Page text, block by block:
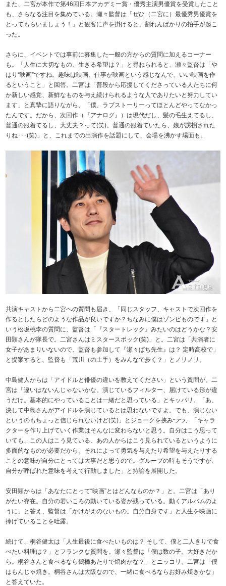
また、二宮が本作で第46回日本アカデミー賞・優秀主演男優賞を受賞したこと
も、さらなる注目を集めている。瀬々監督は「ぜひ（二宮に）最優秀男優賞を
とってもらいましょう！」と観客に声を掛けると、割れんばかりの拍手が起こ
った。
さらに、イベントでは事前に募集した一般の方からの質問に加えるコーナー
も。「人生に大切なもの、生きる希望は？」と尋ねられると、瀬々監督は「や
はり“映画”ですね。趣味は映画、仕事が映画という感じなんで、いい映画を作
るということ」と回答。二宮は「普段から応援してくださっている人たちに何
か新しい感覚、新鮮なものを与え続けられるような人でありたいと努力してい
ます」と真摯に語りながら、「僕、ラブストーリーってほとんどやってなかっ
たんです。だから、次回作（『アナログ』）は現代だし、髪の毛生えてるし、
普通の服着てるし、大丈夫？って(笑)。普通の服着ていたら、娘が誘拐された
りね･･･(笑)」と、これまでの出演作を話題にして、会場を沸かす場面も。
共演キャストから二宮への質問も届き、「同じスタッフ、キャストで次回作を
作るとしたらどのような作品が良いですか？ちなみに僕はゾンビものです」と
いう松坂桃李の質問に、監督は「『スタートレック』みたいのはどうかな？安
田顕さんが隊長で。二宮さんはミスタースポック(笑)」と。二宮は「共演者に
女子があまりいないので、監督も参加して『瀬々ぱち先生』は？ 定時高校で」
と提案すると、監督も「荒川（の土手）をみんなで歩く？」とノリノリ。
中島健人からは「アイドルと俳優の違いを教えてください」という質問が。二
宮は「違いはないんじゃないかな。演じているフィルター、届けている形が違
うだけ。基本的にやっていることは一緒だと思っている」とキッパリ。「あ、
決して中島さんがアイドルを演じているとは思わないですよ。でも、演じない
というのもちょっと信じられないけど(笑)」とジョークを挟みつつ、「キャラ
クターを作り上げていく作業はそんなに変わらないと思う。自分はこう思って
いても、この人はこう見ている、あの人からはこう見られているというように
多面的なものが必要だから。それによって勇気を与えたり希望を与えたりする
ことの意味が自分にとっては大事だと思うので。グループの時もそうですが、
自分が呼ばれた意味を考えて行動しました」と持論を展開した。
安田顕からは「あなたにとって“映画”とはどんなものか？」と。二宮は「あり
がたい存在。自分の若いころの動いている姿が残っている。動くアルバムのよ
うに」と答え、監督は「かけがえのないもの。自分自身です」と人生を映画に
捧げていることを吐露。
続けて、桐谷健太は「人生最後に食べたいものは？ そして、僕と二人きりで食
べたい料理は？」とフランクな質問を。瀬々監督は「僕は数の子。大好きだか
ら。桐谷さんと食べるなら鶴橋あたりで焼肉かな？」とニッコリ。二宮は「僕
はもんじゃ焼き。桐谷さんは大阪なので、一緒に食べるならお好み焼きかな」
と答えていた。